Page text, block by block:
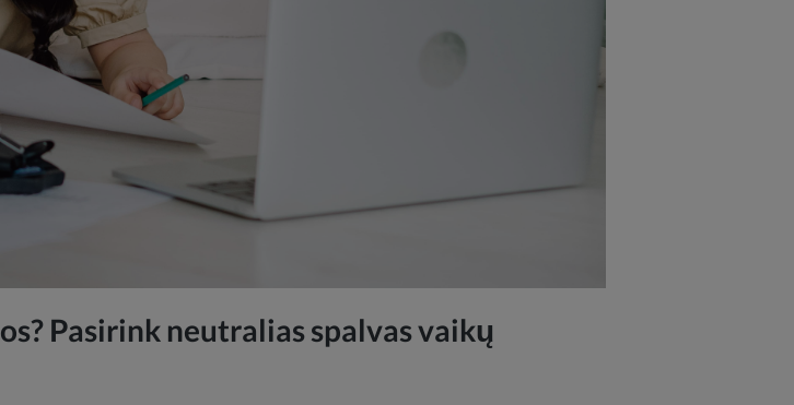
Pasirink neutralias spalvas vaikų